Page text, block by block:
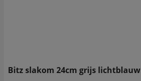
Bitz slakom 24cm grijs lichtblauw